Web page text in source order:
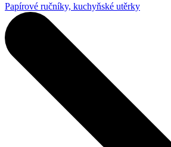
Papírové ručníky, kuchyňské utěrky